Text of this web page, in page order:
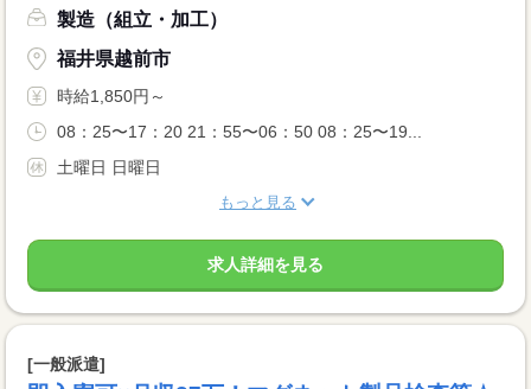
製造（組立・加工）
福井県越前市
時給1,850円～
08：25〜17：20 21：55〜06：50 08：25〜19...
土曜日 日曜日
もっと見る
求人詳細を見る
[一般派遣]